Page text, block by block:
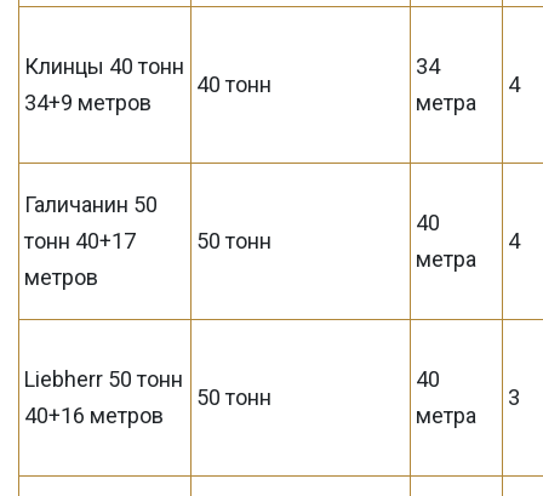
Клинцы 40 тонн
34+9 метров
40 тонн
34
метра
4
Галичанин 50
тонн 40+17
метров
50 тонн
40
метра
4
Liebherr 50 тонн
40+16 метров
50 тонн
40
метра
3